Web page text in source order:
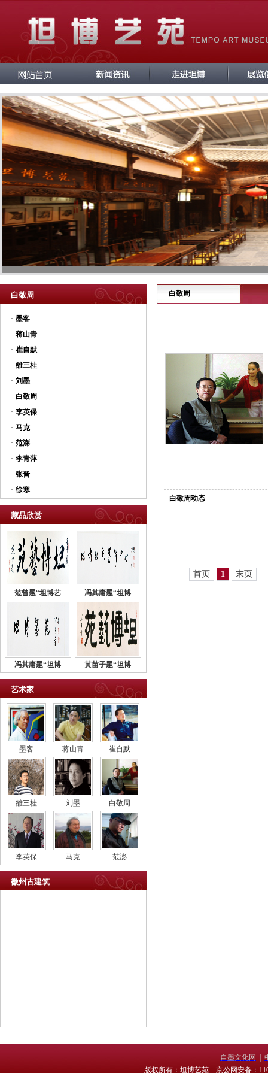
白敬周
· 墨客
· 蒋山青
· 崔自默
· 雒三桂
· 刘墨
· 白敬周
· 李英保
· 马克
· 范澎
· 李青萍
· 张晋
· 徐寒
藏品欣赏
范曾题“坦博艺 冯其庸题“坦博
冯其庸题“坦博 黄苗子题“坦博
艺术家
墨客 蒋山青 崔自默
雒三桂 刘墨 白敬周
李英保 马克 范澎
徽州古建筑
白敬周
白敬周动态
首页 1 末页
自墨文化网
版权所有：坦博艺苑 京公网安备：